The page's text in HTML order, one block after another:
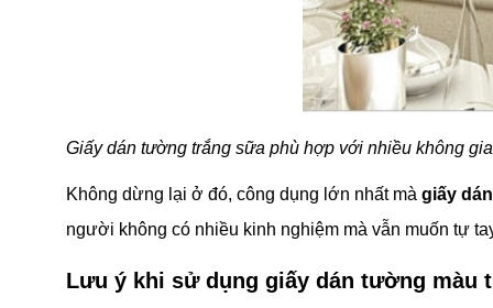
Giấy dán tường trắng sữa phù hợp với nhiều không
Không dừng lại ở đó, công dụng lớn nhất mà giấy
người không có nhiều kinh nghiệm mà vẫn muốn tự
Lưu ý khi sử dụng giấy dán tường màu